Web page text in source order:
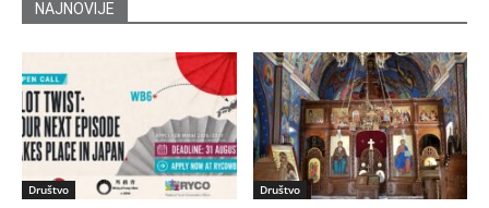
NAJNOVIJE
Društvo Društvo